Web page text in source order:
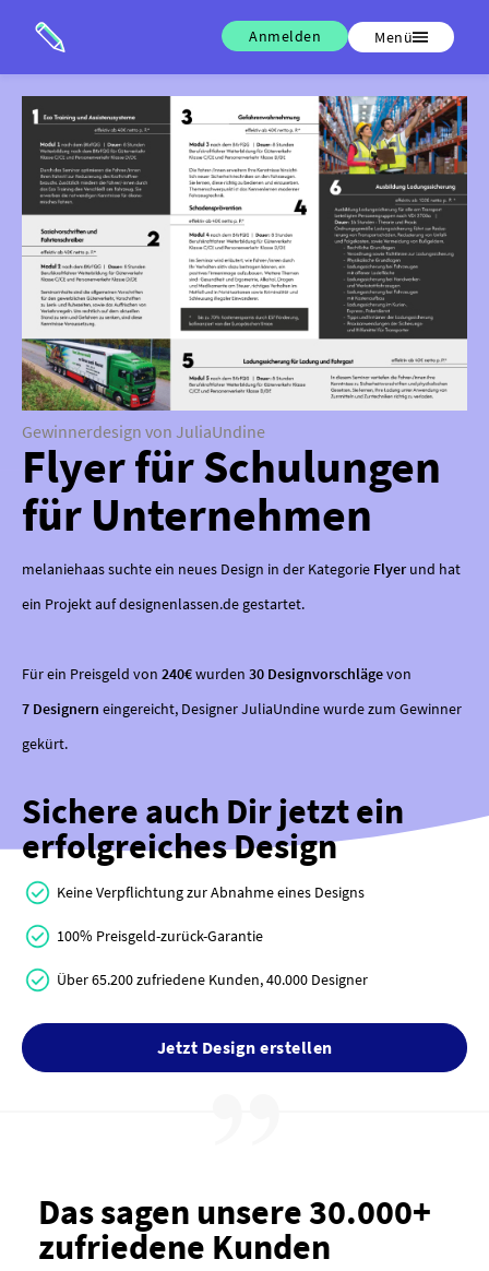
Anmelden Menü
Gewinnerdesign von JuliaUndine
Flyer für Schulungen
für Unternehmen
melaniehaas suchte ein neues Design in der Kategorie Flyerund hat
ein Projekt auf designenlassen.de gestartet.
Für ein Preisgeld von 240€wurden 30 Designvorschlägevon
7 Designern eingereicht, Designer JuliaUndine wurde zum Gewinner
gekürt.
Sichere auch Dir jetzt ein
erfolgreiches Design
Keine Verpflichtung zur Abnahme eines Designs
100% Preisgeld-zurück-Garantie
Über 65.200 zufriedene Kunden, 40.000 Designer
Jetzt Design erstellen
Das sagen unsere 30.000+
zufriedene Kunden